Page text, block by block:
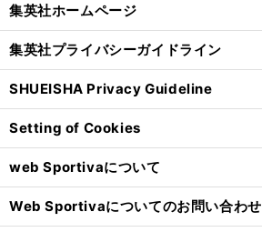
】
、
。
集英社ホームページ
集英社プライバシーガイドライン
SHUEISHA Privacy Guideline
Setting of Cookies
web Sportivaについて
Web Sportivaについてのお問い合わせ